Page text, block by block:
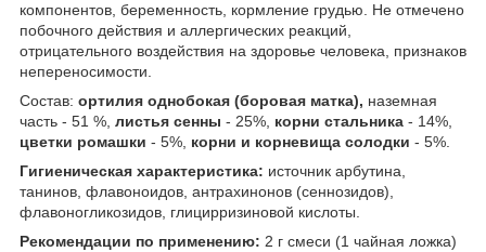
компонентов, беременность, кормление грудью. Не отмечено
побочного действия и аллергических реакций,
отрицательного воздействия на здоровье человека, признаков
непереносимости.
Состав: ортилия однобокая (боровая матка), наземная
часть - 51 %, листья сенны - 25%, корни стальника - 14%,
цветки ромашки - 5%, корни и корневища солодки - 5%.
Гигиеническая характеристика: источник арбутина,
танинов, флавоноидов, антрахинонов (сеннозидов),
флавоногликозидов, глицирризиновой кислоты.
Рекомендации по применению: 2 г смеси (1 чайная ложка)